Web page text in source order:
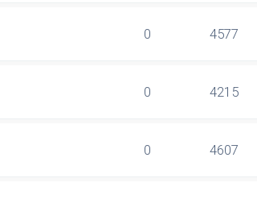
0 4577
0 4215
0 4607